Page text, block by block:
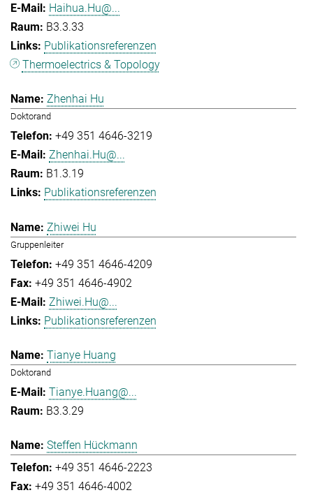
Haihua.Hu@...
B3.3.33
Publikationsreferenzen
Thermoelectrics & Topology
Zhenhai Hu
Doktorand
+49 351 4646-3219
Zhenhai.Hu@...
B1.3.19
Publikationsreferenzen
Zhiwei Hu
Gruppenleiter
+49 351 4646-4209
+49 351 4646-4902
Zhiwei.Hu@...
Publikationsreferenzen
Tianye Huang
Doktorand
Tianye.Huang@...
B3.3.29
Steffen Hückmann
+49 351 4646-2223
+49 351 4646-4002